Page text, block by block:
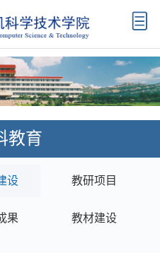
教育
设 教研项目
果 教材建设